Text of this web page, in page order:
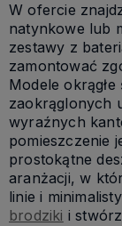
W ofercie
natynkowe lub
zestawy z
zamontować
Modele
zaokrąglonych
wyraźnych
pomieszczenie
prostokątne
aranżacji, w
linie i
brodziki i